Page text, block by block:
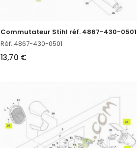
Commutateur Stihl réf. 4867-430-0501
Réf. 4867-430-0501
13,70 €